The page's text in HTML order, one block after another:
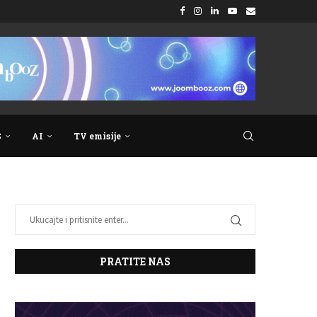
AI TV emisije
PRATITE NAS